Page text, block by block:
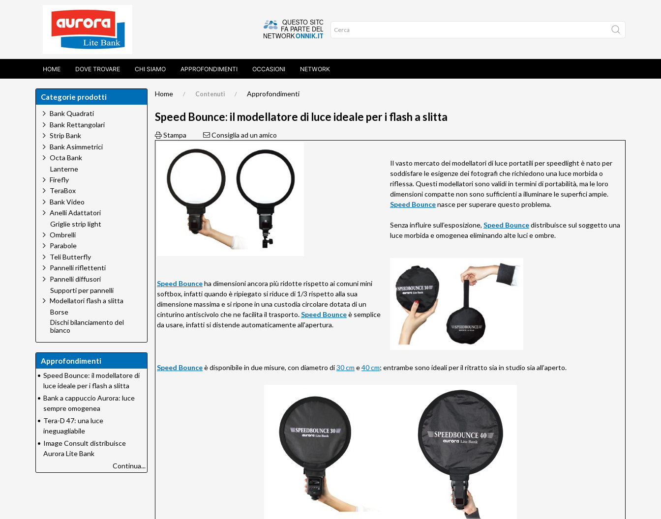
HOME DOVE TROVARE CHI SIAMO APPROFONDIMENTI OCCASIONI NETWORK
Home Contenuti Approfondimenti
Speed Bounce: il modellatore di luce ideale per i flash a slitta
Stampa Consiglia ad un amico
Il vasto mercato dei modellatori di luce portatili per speedlight è nato per
soddisfare le esigenze dei fotografi che richiedono una luce morbida o
riflessa. Questi modellatori sono validi in termini di portabilità, ma le loro
dimensioni compatte non sono sufficienti a illuminare le superfici ampie.
Speed Bouncenasce per superare questo problema.
Senza influire sull’esposizione, Speed Bouncedistribuisce sul soggetto una
luce morbida e omogenea eliminando alte luci e ombre.
Speed Bounceha dimensioni ancora più ridotte rispetto ai comuni mini
softbox, infatti quando è ripiegato si riduce di 1/3 rispetto alla sua
dimensione massima e si ripone in una custodia circolare dotata di un
cinturino antiscivolo che ne facilita il trasporto.Speed Bounceè semplice
da usare, infatti si distende automaticamente all'apertura.
Speed Bounceè disponibile in due misure, con diametro di30 cm e40 cm; entrambe sono ideali per il ritratto sia in studio sia all’aperto.
Categorie prodotti
Bank Quadrati
Bank Rettangolari
Strip Bank
Bank Asimmetrici
Octa Bank
Lanterne
Firefly
TeraBox
Bank Video
Anelli Adattatori
Griglie strip light
Ombrelli
Parabole
Teli Butterfly
Pannelli riflettenti
Pannelli diffusori
Supporti per pannelli
Modellatori flash a slitta
Borse
Dischi bilanciamento del
bianco
Approfondimenti
• Speed Bounce: il modellatore di
luce ideale per i flash a slitta
• Bank a cappuccio Aurora: luce
sempre omogenea
• Tera-D 47: una luce
ineguagliabile
• Image Consult distribuisce
Aurora Lite Bank
Continua...